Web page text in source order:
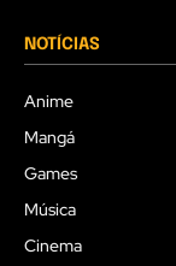
NOTÍCIAS
Anime
Mangá
Games
Música
Cinema